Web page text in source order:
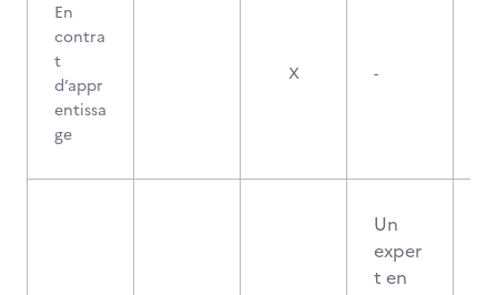
En
contra
t
d’appr
entissa
ge
X -
Un
exper
t en